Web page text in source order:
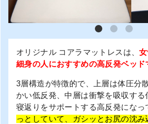
オリジナル コアラマットレスは、
細身の人におすすめの高反発ベッド
3層構造が特徴的で、上層は体圧分
かい低反発、中層は衝撃を吸収する
寝返りをサポートする高反発になっ
っとしていて、ガシッとお尻の沈み